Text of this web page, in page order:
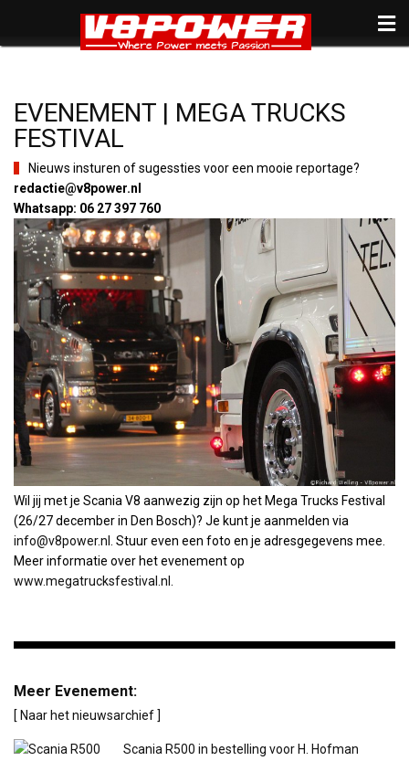
EVENEMENT | MEGA TRUCKS
FESTIVAL
Nieuws insturen of sugessties voor een mooie reportage?
redactie@v8power.nl
Whatsapp: 06 27 397 760
Wil jij met je Scania V8 aanwezig zijn op het Mega Trucks Festival
(26/27 december in Den Bosch)? Je kunt je aanmelden via
info@v8power.nl
. Stuur even een foto en je adresgegevens mee.
Meer informatie over het evenement op
www.megatrucksfestival.nl
Meer Evenement:
[ Naar het nieuwsarchief ]
Scania R500 in bestelling voor H. Hofman